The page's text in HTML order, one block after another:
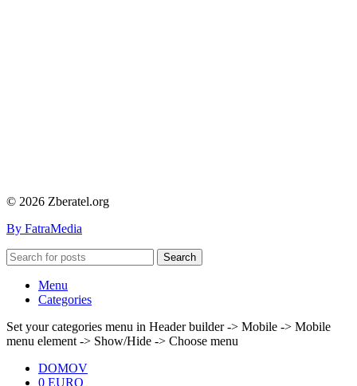
© 2026 Zberatel.org
By FatraMedia
Search
Menu
Categories
Set your categories menu in Header builder -> Mobile -> Mobile
menu element -> Show/Hide -> Choose menu
DOMOV
0 EURO